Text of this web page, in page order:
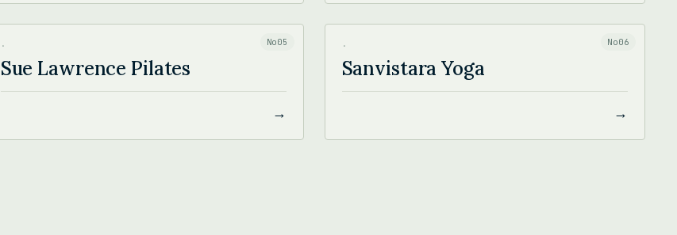
SUE LAWRENCE PILATES
No05
·
Sue Lawrence Pilates
→
SANVISTARA YOGA
No06
·
Sanvistara Yoga
→